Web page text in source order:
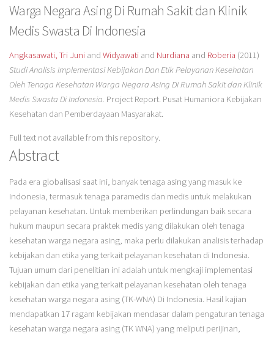
Warga Negara Asing Di Rumah Sakit dan Klinik
Medis Swasta Di Indonesia
Angkasawati, Tri Juniand Widyawatiand Nurdiana and Roberia (2011)
Studi Analisis Implementasi Kebijakan Dan Etik Pelayanan Kesehatan
Oleh Tenaga Kesehatan Warga Negara Asing Di Rumah Sakit dan Klinik
Medis Swasta Di Indonesia. Project Report. Pusat Humaniora Kebijakan
Kesehatan dan Pemberdayaan Masyarakat.
Full text not available from this repository.
Abstract
Pada era globalisasi saat ini, banyak tenaga asing yang masuk ke
Indonesia, termasuk tenaga paramedis dan medis untuk melakukan
pelayanan kesehatan. Untuk memberikan perlindungan baik secara
hukum maupun secara praktek medis yang dilakukan oleh tenaga
kesehatan warga negara asing, maka perlu dilakukan analisis terhadap
kebijakan dan etika yang terkait pelayanan kesehatan di Indonesia.
Tujuan umum dari penelitian ini adalah untuk mengkaji implementasi
kebijakan dan etika yang terkait pelayanan kesehatan oleh tenaga
kesehatan warga negara asing (TK-WNA) Di Indonesia. Hasil kajian
mendapatkan 17 ragam kebijakan mendasar dalam pengaturan tenaga
kesehatan warga negara asing (TK WNA) yang meliputi perijinan,